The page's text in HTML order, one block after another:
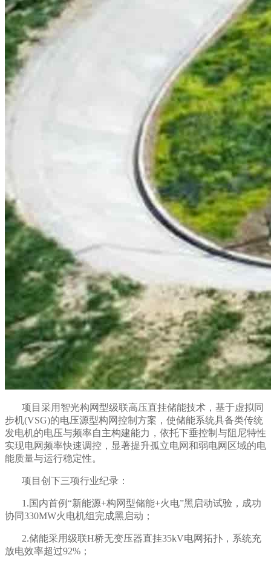
项目采用智光构网型级联高压直挂储能技术，基于虚拟同
步机(VSG)的电压源型构网控制方案，使储能系统具备类传统
发电机的电压与频率自主构建能力，依托下垂控制与阻尼特性
实现电网频率快速调控，显著提升孤立电网和弱电网区域的电
能质量与运行稳定性。
项目创下三项行业纪录：
1.国内首例“新能源+构网型储能+火电”黑启动试验，成功
协同330MW火电机组完成黑启动；
2.储能采用级联H桥无变压器直挂35kV电网拓扑，系统充
放电效率超过92%；